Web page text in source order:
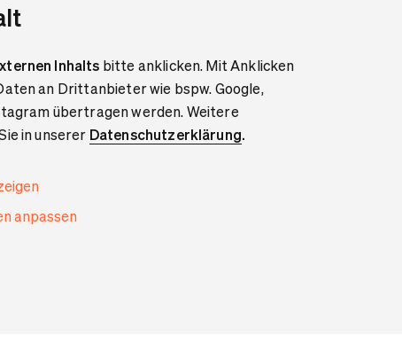
Inhalts bitte anklicken. Mit Anklicken
an Drittanbieter wie bspw. Google,
übertragen werden. Weitere
in unserer Datenschutzerklärung.
anpassen